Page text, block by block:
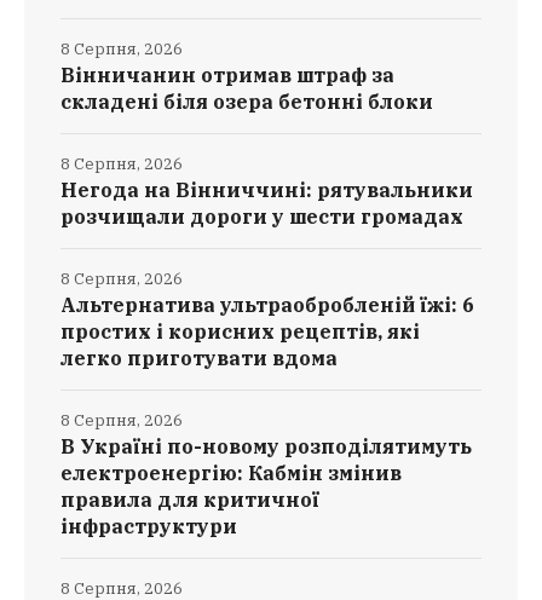
Вінничанин отримав штраф за
складені біля озера бетонні блоки
8 Серпня, 2026
Негода на Вінниччині: рятувальники
розчищали дороги у шести громадах
8 Серпня, 2026
Альтернатива ультраобробленій їжі: 6
простих і корисних рецептів, які
легко приготувати вдома
8 Серпня, 2026
В Україні по-новому розподілятимуть
електроенергію: Кабмін змінив
правила для критичної
інфраструктури
8 Серпня, 2026
8 Серпня, 2026